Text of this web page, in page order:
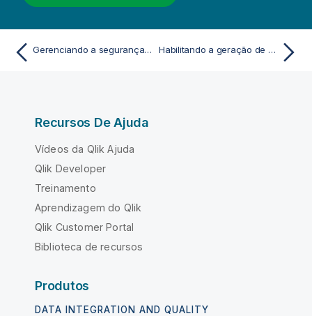
Gerenciando a segurança dos dados com o Section Access Habilitando a geração de aplicativos on-demand
Recursos De Ajuda
Vídeos da Qlik Ajuda
Qlik Developer
Treinamento
Aprendizagem do Qlik
Qlik Customer Portal
Biblioteca de recursos
Produtos
DATA INTEGRATION AND QUALITY